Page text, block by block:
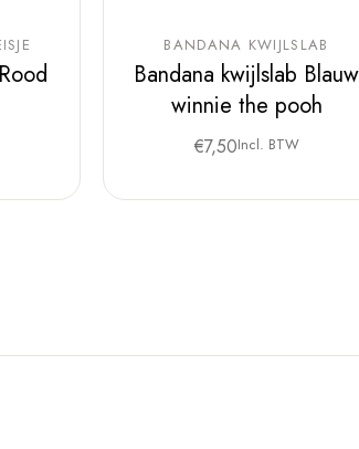
BANDANA KWIJLSLAB
Bandana kwijlslab Blauw
winnie the pooh
€7,50Incl. BTW